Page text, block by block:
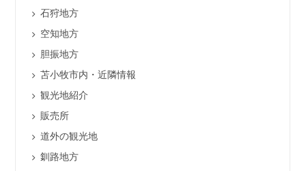
石狩地方
空知地方
胆振地方
苫小牧市内・近隣情報
観光地紹介
販売所
道外の観光地
釧路地方